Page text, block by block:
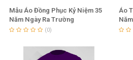
Mẫu Áo Đồng Phục Kỷ Niệm 35
Năm Ngày Ra Trường
(0)
Áo